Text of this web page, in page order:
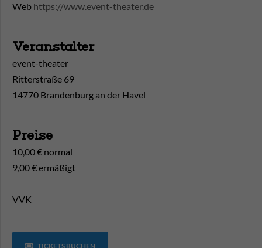
Web https://www.event-theater.de
Veranstalter
event-theater
Ritterstraße 69
14770 Brandenburg an der Havel
Preise
10,00 € normal
9,00 € ermäßigt
VVK
TICKETS BUCHEN